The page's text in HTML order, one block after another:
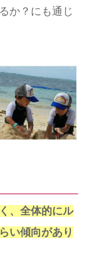
か？にも通じ
、全体的にル
い傾向があり